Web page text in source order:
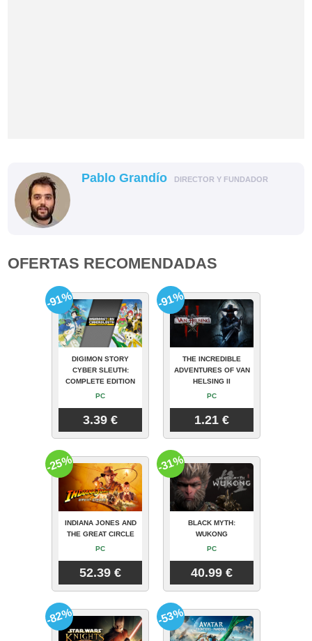
Pablo Grandío DIRECTOR Y FUNDADOR
OFERTAS RECOMENDADAS
DIGIMON STORY
CYBER SLEUTH:
COMPLETE EDITION
PC
3.39 €
-91%
THE INCREDIBLE
ADVENTURES OF VAN
HELSING II
PC
1.21 €
-91%
INDIANA JONES AND
THE GREAT CIRCLE
PC
52.39 €
-25%
BLACK MYTH:
WUKONG
PC
40.99 €
-31%
-82% -53%